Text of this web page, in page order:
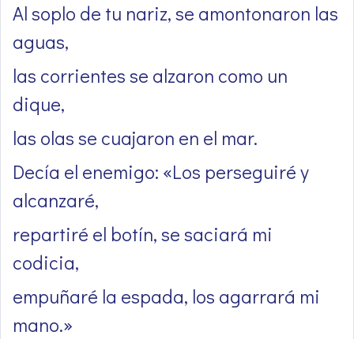
Al soplo de tu nariz, se amontonaron las
aguas,
las corrientes se alzaron como un
dique,
las olas se cuajaron en el mar.
Decía el enemigo: «Los perseguiré y
alcanzaré,
repartiré el botín, se saciará mi
codicia,
empuñaré la espada, los agarrará mi
mano.»